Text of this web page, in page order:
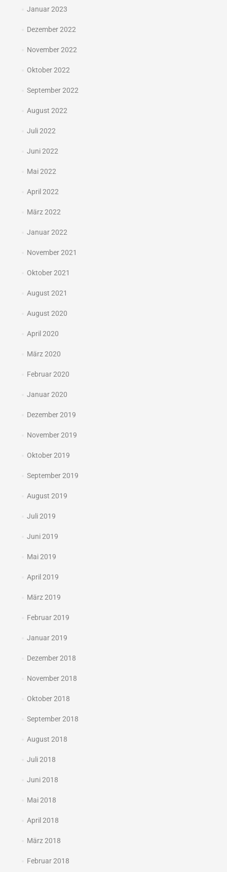
Januar 2023
Dezember 2022
November 2022
Oktober 2022
September 2022
August 2022
Juli 2022
Juni 2022
Mai 2022
April 2022
März 2022
Januar 2022
November 2021
Oktober 2021
August 2021
August 2020
April 2020
März 2020
Februar 2020
Januar 2020
Dezember 2019
November 2019
Oktober 2019
September 2019
August 2019
Juli 2019
Juni 2019
Mai 2019
April 2019
März 2019
Februar 2019
Januar 2019
Dezember 2018
November 2018
Oktober 2018
September 2018
August 2018
Juli 2018
Juni 2018
Mai 2018
April 2018
März 2018
Februar 2018